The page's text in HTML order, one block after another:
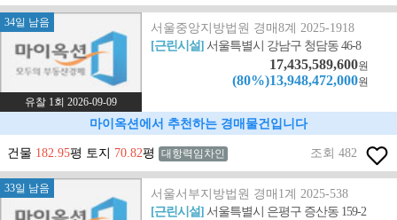
34일 남음
유찰 1회 2026-09-09
서울중앙지방법원 경매8계 2025-1918
[근린시설]서울특별시 강남구 청담동 46-8
17,435,589,600원
(80%)13,948,472,000원
마이옥션에서 추천하는 경매물건입니다
건물 182.95평 토지 70.82평 대항력임차인 조회 482
33일 남음
서울서부지방법원 경매1계 2025-538
[근린시설]서울특별시 은평구 증산동 159-2